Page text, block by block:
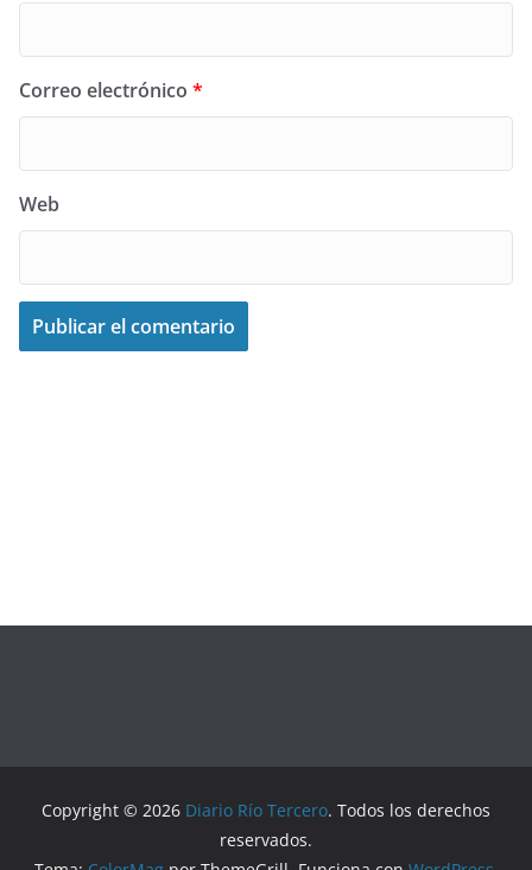
Correo electrónico *
Web
Copyright © 2026 Diario Río Tercero. Todos los derechos
reservados.